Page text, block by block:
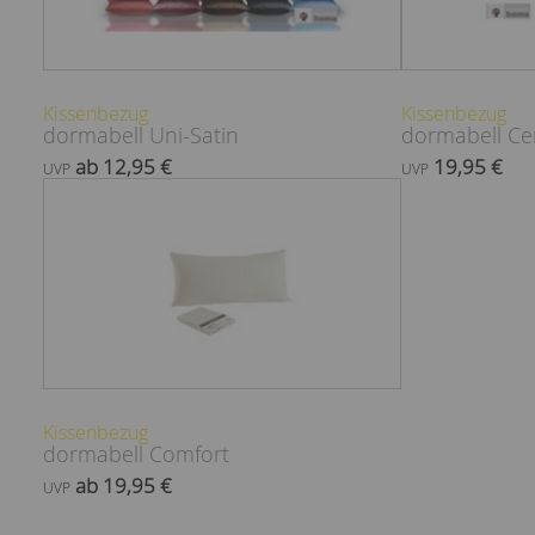
Kissenbezug
dormabell Uni-Satin
UVP ab 12,95 €
Kissenbezug
dormabell
UVP 19,95 €
Kissenbezug
dormabell Comfort
UVP ab 19,95 €